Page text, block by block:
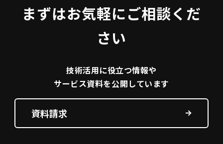
まずはお気軽にご相談くだ
さい
技術活用に役立つ情報や
サービス資料を公開しています
資料請求